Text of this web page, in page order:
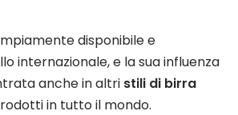
disponibile e
internazionale, e la sua influenza
anche in altri stili di birra
in tutto il mondo.